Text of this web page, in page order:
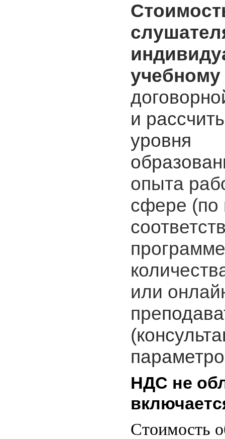
учебному
и
уровня
опыта
сфере (по
или
пре
НДС не
Стоимость